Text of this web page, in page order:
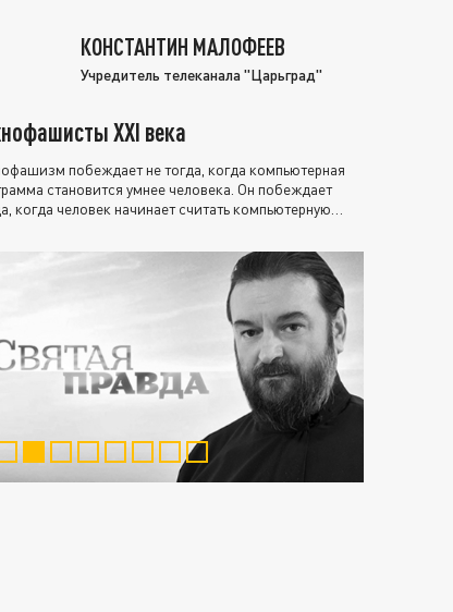
КОНСТАНТИН МАЛОФЕЕВ
Учредитель телеканала "Царьград"
XXI века
побеждает не тогда, когда компьютерная
становится умнее человека. Он побеждает
когда человек начинает считать компьютерную